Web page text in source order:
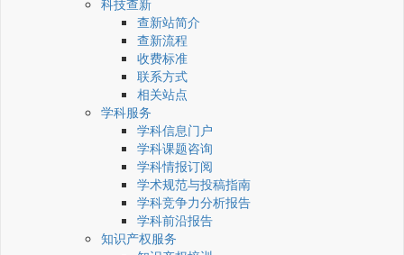
科技查新
查新站简介
查新流程
收费标准
联系方式
相关站点
学科服务
学科信息门户
学科课题咨询
学科情报订阅
学术规范与投稿指南
学科竞争力分析报告
学科前沿报告
知识产权服务